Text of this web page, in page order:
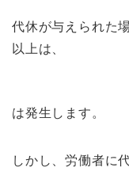
代休が与えられた
以上は、
は発生します。
しかし、労働者に